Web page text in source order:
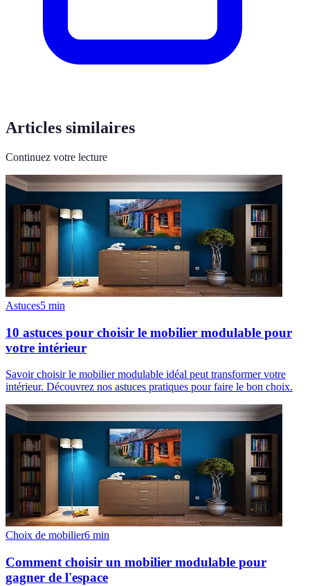
Articles similaires
Continuez votre lecture
Astuces5 min
10 astuces pour choisir le mobilier modulable pour
votre intérieur
Savoir choisir le mobilier modulable idéal peut transformer votre
intérieur. Découvrez nos astuces pratiques pour faire le bon choix.
Choix de mobilier6 min
Comment choisir un mobilier modulable pour
gagner de l'espace